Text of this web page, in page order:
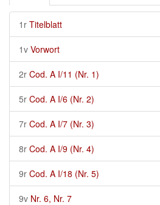
1r Titelblatt
1v Vorwort
2r Cod. A I/11 (Nr. 1)
5r Cod. A I/6 (Nr. 2)
7r Cod. A I/7 (Nr. 3)
8r Cod. A I/9 (Nr. 4)
9r Cod. A I/18 (Nr. 5)
9v Nr. 6, Nr. 7